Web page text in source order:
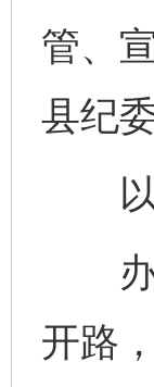
管、
县纪
以
办
开路